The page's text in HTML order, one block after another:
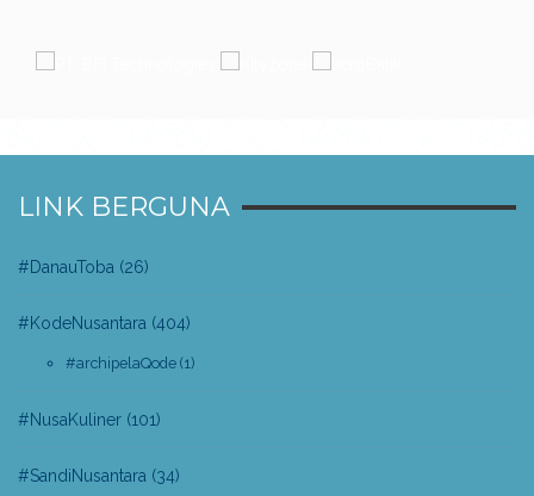
LINK BERGUNA
#DanauToba (26)
#KodeNusantara (404)
#archipelaQode (1)
#NusaKuliner (101)
#SandiNusantara (34)